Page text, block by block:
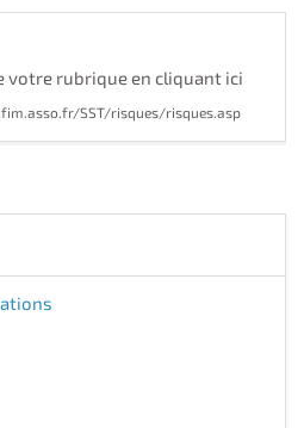
votre rubrique en cliquant ici
SST/risques/risques.asp